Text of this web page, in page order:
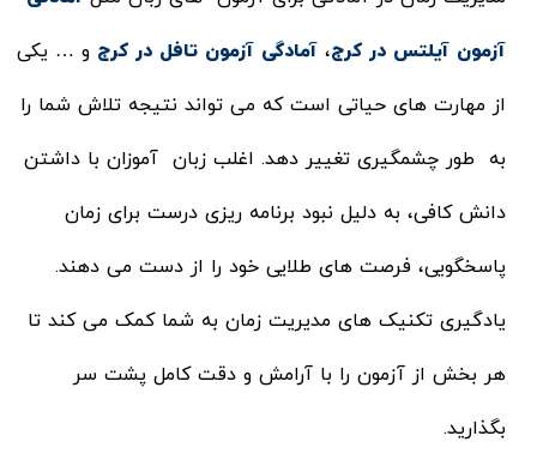
آزمون آیلتس در کرج، آمادگی آزمون تافل در کرج و … یکی
از مهارت های حیاتی است که می تواند نتیجه تلاش شما را
به طور چشمگیری تغییر دهد. اغلب زبان آموزان با داشتن
دانش کافی، به دلیل نبود برنامه ریزی درست برای زمان
پاسخگویی، فرصت های طلایی خود را از دست می دهند.
یادگیری تکنیک های مدیریت زمان به شما کمک می کند تا
هر بخش از آزمون را با آرامش و دقت کامل پشت سر
بگذارید.